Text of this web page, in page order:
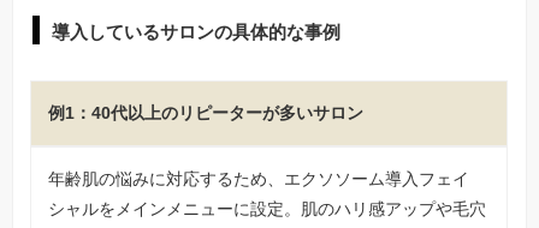
導入しているサロンの具体的な事例
例1：40代以上のリピーターが多いサロン
年齢肌の悩みに対応するため、エクソソーム導入フェイ
シャルをメインメニューに設定。肌のハリ感アップや毛穴